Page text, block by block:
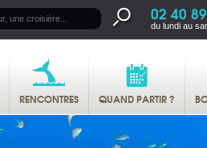
02 40
du lundi au
RENCONTRES QUAND PARTIR ?